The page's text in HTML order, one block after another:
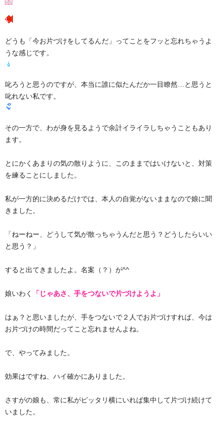
どうも「今お片づけをしてるんだ」ってことをフッと忘れちゃうよ
うな感じです。
叱ろうと思うのですが、本当に誰に似たんだか一目瞭然…と思うと
叱れない私です。
その一方で、わが身を見るようで余計イライラしちゃうこともあり
ます。
とにかくあまりの気の散りように、このままではいけないと、対策
を練ることにしました。
私が一方的に決めるだけでは、本人の自覚がないままなので娘に聞
きました。
「ねーねー、どうして気が散っちゃうんだと思う？どうしたらいい
と思う？」
すると出てきましたよ。名案（？）が^^
娘いわく 「じゃあさ、手をつないで片づけようよ」
はぁ？と思いましたが、手をつないで２人でお片づけすれば、今は
お片づけの時間だってこと忘れませんよね。
で、やってみました。
効果はですね、ハイ確かにありました。
さすがの娘も、常に私がピッタリ横にいれば集中して片づけ続けて
いました。